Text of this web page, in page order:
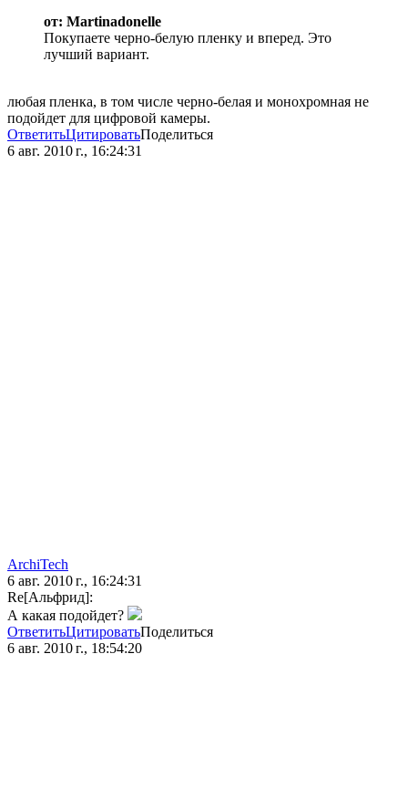
от: Martinadonelle
Покупаете черно-белую пленку и вперед. Это
лучший вариант.
любая пленка, в том числе черно-белая и монохромная не
подойдет для цифровой камеры.
ОтветитьЦитироватьПоделиться
6 авг. 2010 г., 16:24:31
ArchiTech
6 авг. 2010 г., 16:24:31
Re[Альфрид]:
А какая подойдет?
ОтветитьЦитироватьПоделиться
6 авг. 2010 г., 18:54:20